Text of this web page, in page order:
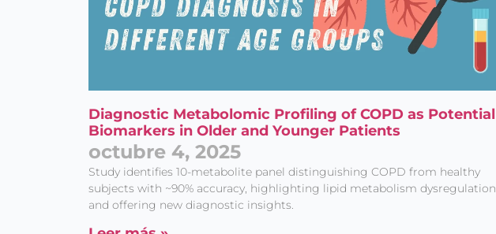
Diagnostic Metabolomic Profiling of COPD as Potential
Biomarkers in Older and Younger Patients
octubre 4, 2025
Study identifies 10-metabolite panel distinguishing COPD from healthy
subjects with ~90% accuracy, highlighting lipid metabolism dysregulation
and offering new diagnostic insights.